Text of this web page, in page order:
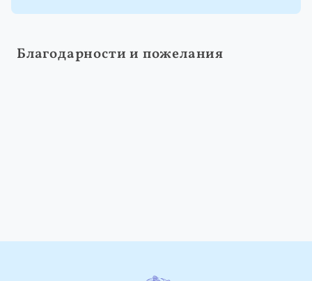
Благодарности и пожелания